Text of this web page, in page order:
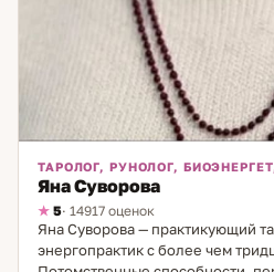
ТАРОЛОГ, РУНОЛОГ,
Яна Суворова
5· 14917 оценок
Яна Суворова — практикующий
энергопрактик с более чем